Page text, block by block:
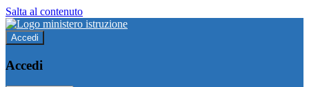
Salta al contenuto
Accedi
Accedi